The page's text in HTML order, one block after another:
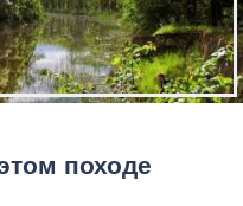
походе